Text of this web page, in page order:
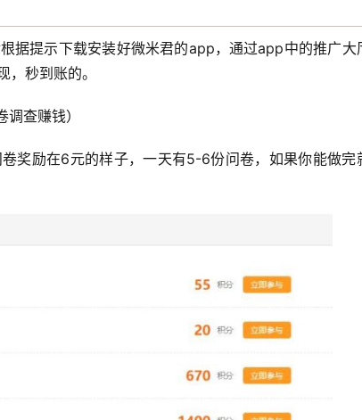
据提示下载安装好微米君的app，通过app中的推广大
秒到账的。
查赚钱）
奖励在6元的样子，一天有5-6份问卷，如果你能做完